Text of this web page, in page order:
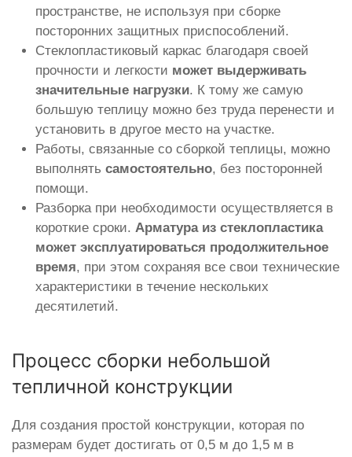
пространстве, не используя при сборке
посторонних защитных приспособлений.
Стеклопластиковый каркас благодаря своей
прочности и легкости может выдерживать
значительные нагрузки. К тому же самую
большую теплицу можно без труда перенести и
установить в другое место на участке.
Работы, связанные со сборкой теплицы, можно
выполнять самостоятельно, без посторонней
помощи.
Разборка при необходимости осуществляется в
короткие сроки. Арматура из стеклопластика
может эксплуатироваться продолжительное
время, при этом сохраняя все свои технические
характеристики в течение нескольких
десятилетий.
Процесс сборки небольшой
тепличной конструкции
Для создания простой конструкции, которая по
размерам будет достигать от 0,5 м до 1,5 м в